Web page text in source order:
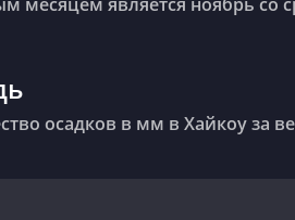
осадков в мм в Хайкоу за